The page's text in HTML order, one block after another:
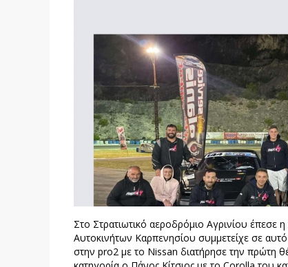
Στο Στρατιωτικό αεροδρόμιο Αγρινίου
Αυτοκινήτων Καρπενησίου συμμετείχε σε
στην pro2 με το Nissan διατήρησε την πρώτη